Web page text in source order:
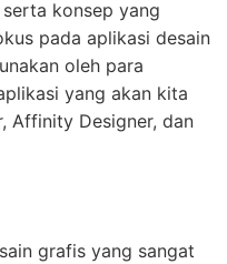
konsep yang
pada aplikasi desain
oleh para
yang akan kita
Affinity Designer, dan
grafis yang sangat